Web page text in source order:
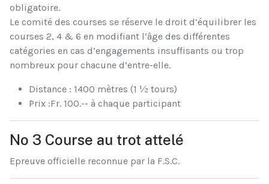
obligatoire.
Le comité des courses se réserve le droit d’équilibrer les
courses 2, 4 & 6 en modifiant l’âge des différentes
catégories en cas d’engagements insuffisants ou trop
nombreux pour chacune d’entre-elle.
Distance : 1400 mètres (1 ½ tours)
Prix :Fr. 100.-- à chaque participant
No 3 Course au trot attelé
Epreuve officielle reconnue par la F.S.C.